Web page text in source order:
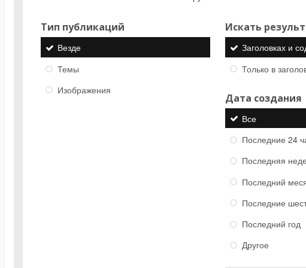
Тип публикаций
Везде
Темы
Изображения
Искать
Заголовках и
Только в
Дата создания
Все
Последние 24
Последняя
Последний
Последние
Последний год
Другое